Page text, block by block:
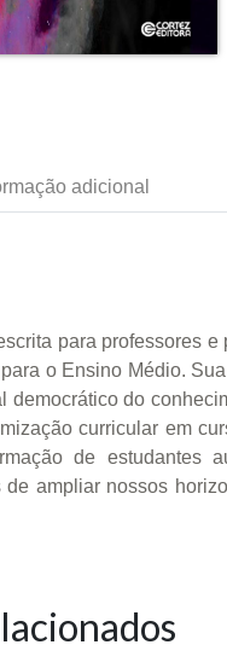
adicional
para professores
o Ensino Médio.
democrático do
curricular em
de estudantes
de ampliar nossos